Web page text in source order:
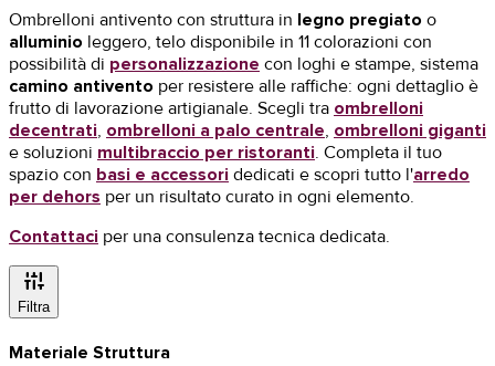
Ombrelloni antivento con struttura in legno pregiato o
alluminio leggero, telo disponibile in 11 colorazioni con
possibilità di personalizzazione con loghi e stampe, sistema
camino antivento per resistere alle raffiche: ogni dettaglio è
frutto di lavorazione artigianale. Scegli tra ombrelloni
decentrati ombrelloni a palo centrale ombrelloni giganti
e soluzioni multibraccio per ristoranti . Completa il tuo
spazio con basi e accessori dedicati e scopri tutto l'arredo
per dehors per un risultato curato in ogni elemento.
Contattaci per una consulenza tecnica dedicata.
instant_mix
Filtra
Materiale Struttura